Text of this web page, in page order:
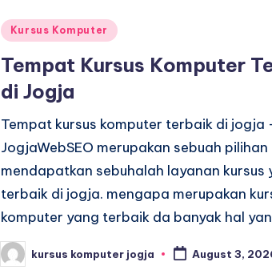
Kursus Komputer
Tempat Kursus Komputer
di Jogja
Tempat kursus komputer terbaik di jogja
JogjaWebSEO merupakan sebuah pilihan
mendapatkan sebuhalah layanan kursus
terbaik di jogja. mengapa merupakan
komputer yang terbaik da banyak hal
kursus komputer jogja August 3,